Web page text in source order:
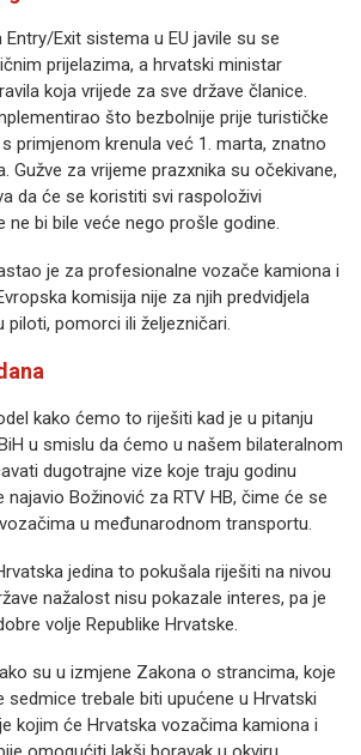
Exit sistema u EU javile su se
prijelazima, a hrvatski ministar
koja vrijede za sve države članice.
što bezbolnije prije turističke
primjenom krenula već 1. marta, znatno
Gužve za vrijeme prazxnika su očekivane,
da će se koristiti svi raspoloživi
ne bi bile veće nego prošle godine.
je za profesionalne vozače kamiona i
komisija nije za njih predvidjela
piloti, pomorci ili željezničari.
kako ćemo to riješiti kad je u pitanju
u smislu da ćemo u našem bilateralnom
dugotrajne vize koje traju godinu
najavio Božinović za RTV HB, čime će se
u međunarodnom transportu.
jedina to pokušala riješiti na nivou
nažalost nisu pokazale interes, pa je
volje Republike Hrvatske.
su u izmjene Zakona o strancima, koje
sedmice trebale biti upućene u Hrvatski
kojim će Hrvatska vozačima kamiona i